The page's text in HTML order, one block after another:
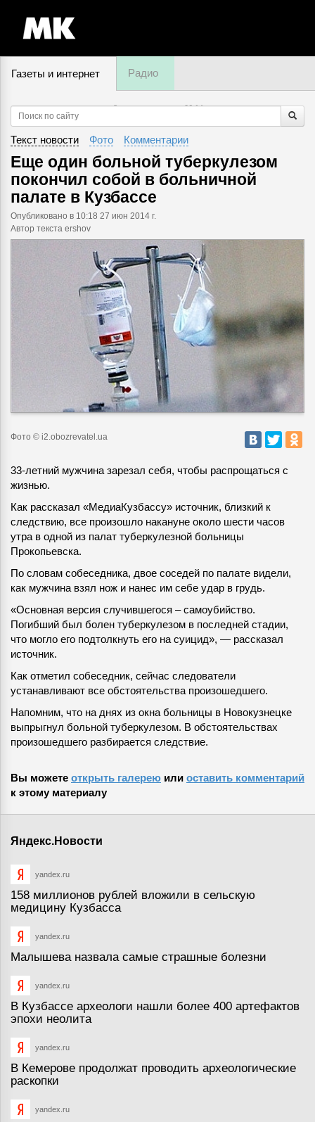
Газеты и интернет Радио
8 августа, пятница,06:14
Текст новости Фото Комментарии
Еще один больной туберкулезом
покончил собой в больничной
палате в Кузбассе
Опубликовано в 10:18 27 июн 2014 г.
Автор текста ershov
Фото © i2.obozrevatel.ua
33-летний мужчина зарезал себя, чтобы распрощаться с
жизнью.
Как рассказал «МедиаКузбассу» источник, близкий к
следствию, все произошло накануне около шести часов
утра в одной из палат туберкулезной больницы
Прокопьевска.
По словам собеседника, двое соседей по палате видели,
как мужчина взял нож и нанес им себе удар в грудь.
«Основная версия случившегося – самоубийство.
Погибший был болен туберкулезом в последней стадии,
что могло его подтолкнуть его на суицид», — рассказал
источник.
Как отметил собеседник, сейчас следователи
устанавливают все обстоятельства произошедшего.
Напомним, что на днях из окна больницы в Новокузнецке
выпрыгнул больной туберкулезом. В обстоятельствах
произошедшего разбирается следствие.
Вы можете открыть галерею или оставить комментарий
к этому материалу
Яндекс.Новости
yandex.ru
158 миллионов рублей вложили в сельскую
медицину Кузбасса
yandex.ru
Малышева назвала самые страшные болезни
yandex.ru
В Кузбассе археологи нашли более 400 артефактов
эпохи неолита
yandex.ru
В Кемерове продолжат проводить археологические
раскопки
yandex.ru